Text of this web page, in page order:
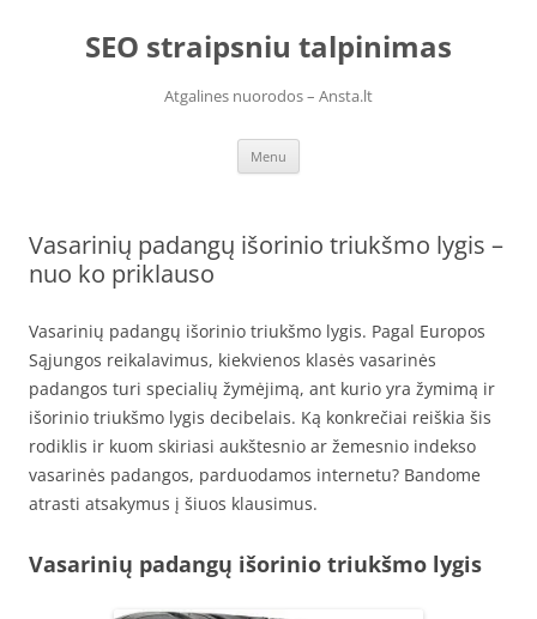
contentSEO straipsniu talpinimas
Atgalines nuorodos – Ansta.lt
Menu
Vasarinių padangų išorinio triukšmo lygis –
nuo ko priklauso
Vasarinių padangų išorinio triukšmo lygis. Pagal Europos
Sąjungos reikalavimus, kiekvienos klasės vasarinės
padangos turi specialių žymėjimą, ant kurio yra žymimą ir
išorinio triukšmo lygis decibelais. Ką konkrečiai reiškia šis
rodiklis ir kuom skiriasi aukštesnio ar žemesnio indekso
vasarinės padangos, parduodamos internetu? Bandome
atrasti atsakymus į šiuos klausimus.
Vasarinių padangų išorinio triukšmo lygis